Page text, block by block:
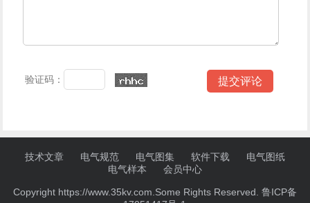
验证码：
技术文章 电气规范 电气图集 软件下载
电气图纸
电气样本
会员中心
Copyright https://www.35kv.com.Some Rights Reserved. 鲁ICP备